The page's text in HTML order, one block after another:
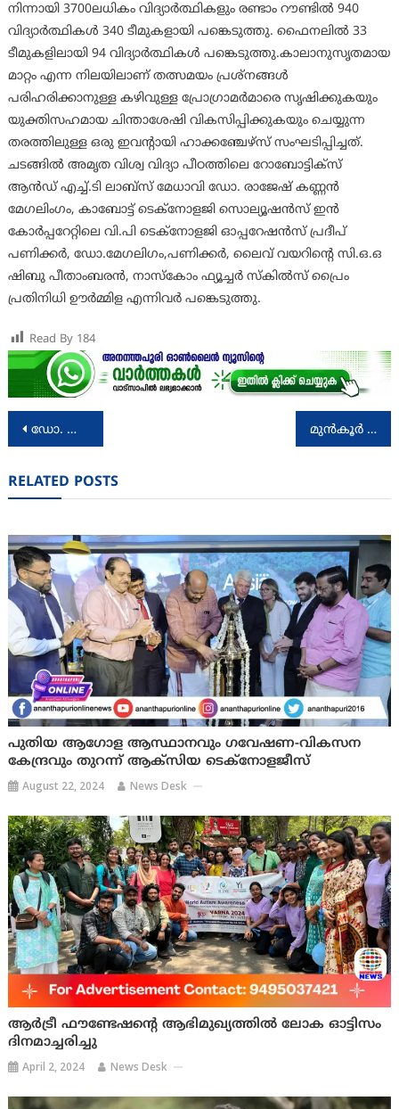
നിന്നായി 3700ലധികം വിദ്യാര്‍ത്ഥികളും രണ്ടാം റൗണ്ടില്‍ 940
വിദ്യാര്‍ത്ഥികള്‍ 340 ടീമുകളായി പങ്കെടുത്തു. ഫൈനലില്‍ 33
ടീമുകളിലായി 94 വിദ്യാര്‍ത്ഥികള്‍ പങ്കെടുത്തു.കാലാനുസൃതമായ
മാറ്റം എന്ന നിലയിലാണ് തത്സമയം പ്രശ്‌നങ്ങള്‍
പരിഹരിക്കാനുള്ള കഴിവുള്ള പ്രോഗ്രാമര്‍മാരെ സൃഷിക്കുകയും
യുക്തിസഹമായ ചിന്താശേഷി വികസിപ്പിക്കുകയും ചെയ്യുന്ന
തരത്തിലുള്ള ഒരു ഇവന്റായി ഹാക്കഞ്ചേഴ്‌സ് സംഘടിപ്പിച്ചത്.
ചടങ്ങില്‍ അമൃത വിശ്വ വിദ്യാ പീഠത്തിലെ റോബോട്ടിക്‌സ്
ആന്‍ഡ് എച്ച്.ടി ലാബ്‌സ് മേധാവി ഡോ. രാജേഷ് കണ്ണന്‍
മേഗലിംഗം, കാബോട്ട് ടെക്‌നോളജി സൊല്യൂഷന്‍സ് ഇന്‍
കോര്‍പ്പറേറ്റിലെ വി.പി ടെക്‌നോളജി ഓപ്പറേഷന്‍സ് പ്രദീപ്
പണിക്കര്‍, ഡോ.മേഗലിഗം,പണിക്കര്‍, ലൈവ് വയറിന്റെ സി.ഒ.ഒ
ഷിബു പീതാംബരന്‍, നാസ്‌കോം ഫ്യൂച്ചര്‍ സ്‌കില്‍സ് പ്രൈം
പ്രതിനിധി ഊര്‍മ്മിള എന്നിവര്‍ പങ്കെടുത്തു.
Read By 184
Post
ഡോ. വി. വേണുഗോപാലിനെ അനുസ്മരിച്ചു മുന്‍കൂര്‍ ജാമ്യം തേടി തിരുവനന്തപുരം മേയര്‍. എഫ് ഐ ആര്‍ ല്‍ ഗുരുതര ആരോപണങ്ങൾ
RELATED POSTS
പുതിയ ആഗോള ആസ്ഥാനവും ഗവേഷണ-വികസന
കേന്ദ്രവും തുറന്ന് ആക്സിയ ടെക്‌നോളജീസ്
August 22, 2024 News Desk
ആർട്രീ ഫൗണ്ടേഷന്റെ ആഭിമുഖ്യത്തില്‍ ലോക ഓട്ടിസം
ദിനമാച്ചരിച്ചു
April 2, 2024 News Desk